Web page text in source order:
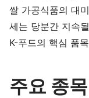
쌀 가공식품의 대
세는 당분간 지속
K-푸드의 핵심 품
주요 종